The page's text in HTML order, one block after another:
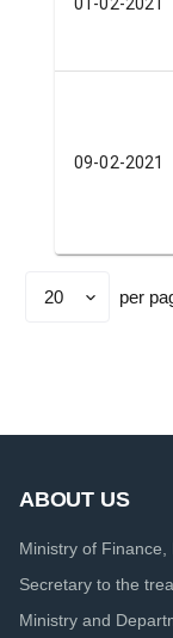
01-02-2021
09-02-2021
per
ABOUT US
Ministry of
Secretary to the
Ministry and